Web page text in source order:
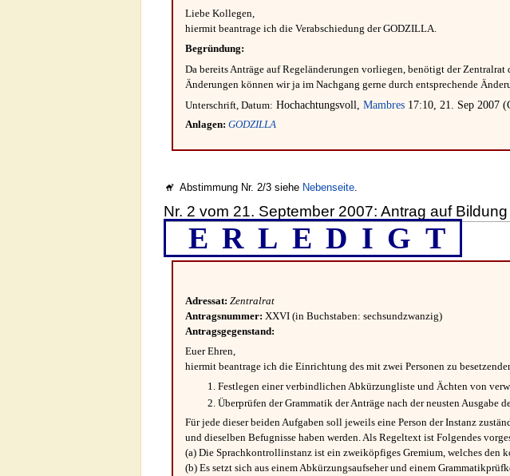
Liebe Kollegen,
hiermit beantrage ich die Verabschiedung der GODZILLA.
Begründung:
Da bereits Anträge auf Regeländerungen vorliegen, benötigt der
Änderungen können wir ja im Nachgang gerne durch entsprechende
Unterschrift, Datum: Hochachtungsvoll, Mambres 17:10, 21. Sep 2007
Anlagen: GODZILLA
Abstimmung Nr. 2/3 siehe Nebenseite
Nr. 2 vom 21. September 2007: Antrag auf
ERLEDIGT
Adressat: Zentralrat
Antragsnummer: XXVI (in Buchstaben: sechsundzwanzig)
Antragsgegenstand:
Euer Ehren,
hiermit beantrage ich die Einrichtung des mit zwei Personen zu
Festlegen einer verbindlichen Abkürzungliste und Ächten von
Überprüfen der Grammatik der Anträge nach der neusten Ausgabe
Für jede dieser beiden Aufgaben soll jeweils eine Person der Instanz
und dieselben Befugnisse haben werden. Als Regeltext ist Folgendes
(a) Die Sprachkontrollinstanz ist ein zweiköpfiges Gremium, welches den
(b) Es setzt sich aus einem Abkürzungsaufseher und einem